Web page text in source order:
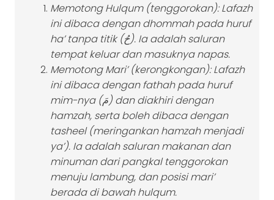
Memotong Hulqum (tenggorokan): Lafazh
ini dibaca dengan dhommah pada huruf
ha’ tanpa titik (حُ). Ia adalah saluran
tempat keluar dan masuknya napas.
Memotong Mari’ (kerongkongan): Lafazh
ini dibaca dengan fathah pada huruf
mim-nya (مَ) dan diakhiri dengan
hamzah, serta boleh dibaca dengan
tasheel (meringankan hamzah menjadi
ya’). Ia adalah saluran makanan dan
minuman dari pangkal tenggorokan
menuju lambung, dan posisi mari’
berada di bawah hulqum.